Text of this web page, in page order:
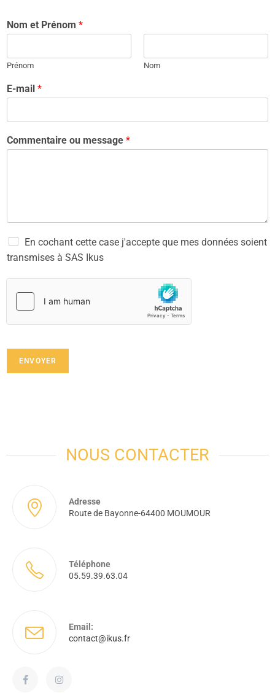
Nom et Prénom *
Prénom Nom
E-mail *
Commentaire ou message *
C
o
n
s
e
e
t
En cochant cette case j'accepte que mes données soient
transmises à SAS Ikus
ENVOYER
NOUS CONTACTER
Adresse
Route de Bayonne-64400 MOUMOUR
Téléphone
05.59.39.63.04
Email:
contact@ikus.fr